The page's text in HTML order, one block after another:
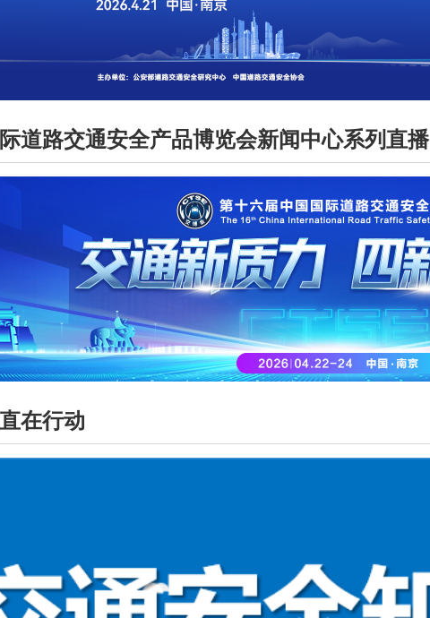
道路交通安全产品博览会新闻中心系列直播
在行动